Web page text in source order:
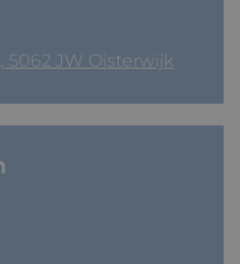
5062 JW Oisterwijk